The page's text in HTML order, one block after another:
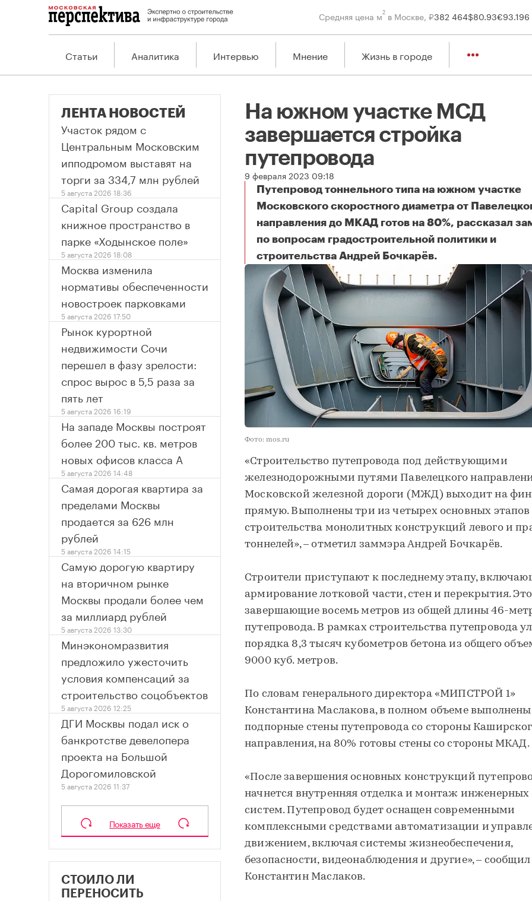
Средняя цена м2в Москве, ₽382 464$80.93€93.196
Статьи Аналитика Интервью Мнение Жизнь в городе
На южном участке МСД
завершается стройка
путепровода
9 февраля 2023 09:18
Путепровод тоннельного типа на южном участке
Московского скоростного диаметра от
направления до МКАД готов на 80%, рассказал
по вопросам градостроительной политики и
строительства Андрей Бочкарёв.
На южном участке МСД завершается стройка путепровода
Фото: mos.ru
«Строительство путепровода под действующими
железнодорожными путями Павелецкого
Московской железной дороги (МЖД) выходит на
прямую. Выполнены три из четырех основных этапов
строительства монолитных конструкций левого и
тоннелей», – отметил заммэра Андрей Бочкарёв.
Строители приступают к последнему этапу,
армирование лотковой части, стен и перекрытия. Это
завершающие восемь метров из общей длины 46-
путепровода. В рамках строительства путепровода
порядка 8,3 тысяч кубометров бетона из общего
9000 куб. метров.
По словам генерального директора «МИПСТРОЙ 1»
Константина Маслакова, в полном объеме выполнены
подпорные стены путепровода со стороны
направления, на 80% готовы стены со стороны МКАД.
«После завершения основных конструкций
начнется внутренняя отделка и монтаж инженерных
систем. Путепровод будет оснащен современными
комплексными средствами автоматизации и
движением, включая системы жизнеобеспечения,
безопасности, видеонаблюдения и другие», – сообщил
Константин Маслаков.
ЛЕНТА НОВОСТЕЙ
Участок рядом с
Центральным Московским
ипподромом выставят на
торги за 334,7 млн рублей
5 августа 2026 18:36
Capital Group создала
книжное пространство в
парке «Ходынское поле»
5 августа 2026 18:08
Москва изменила
нормативы обеспеченности
новостроек парковками
5 августа 2026 17:50
Рынок курортной
недвижимости Сочи
перешел в фазу зрелости:
спрос вырос в 5,5 раза за
пять лет
5 августа 2026 16:19
На западе Москвы построят
более 200 тыс. кв. метров
новых офисов класса А
5 августа 2026 14:48
Самая дорогая квартира за
пределами Москвы
продается за 626 млн
рублей
5 августа 2026 14:15
Самую дорогую квартиру
на вторичном рынке
Москвы продали более чем
за миллиард рублей
5 августа 2026 13:30
Минэкономразвития
предложило ужесточить
условия компенсаций за
строительство соцобъектов
5 августа 2026 12:25
ДГИ Москвы подал иск о
банкротстве девелопера
проекта на Большой
Дорогомиловской
5 августа 2026 11:37
Показать еще
СТОИЛО ЛИ
ПЕРЕНОСИТЬ